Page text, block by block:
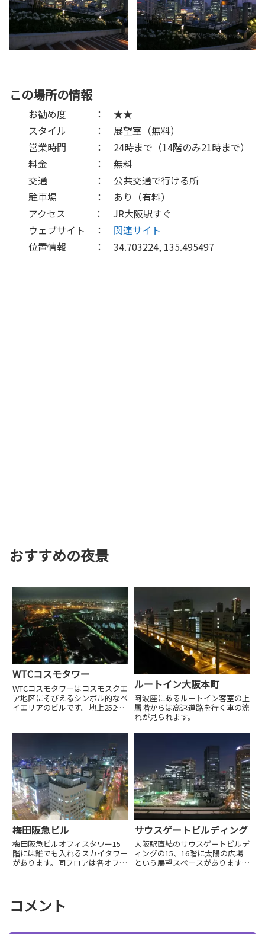
この場所の情報
お勧め度 ： ★★
スタイル ： 展望室（無料）
営業時間 ： 24時まで（14階のみ21時まで）
料金 ： 無料
交通 ： 公共交通で行ける所
駐車場 ： あり（有料）
アクセス ： JR大阪駅すぐ
ウェブサイト ： 関連サイト
位置情報 ： 34.703224, 135.495497
おすすめの夜景
WTCコスモタワー
WTCコスモタワーはコスモスクエ
ア地区にそびえるシンボル的なベ
イエリアのビルです。地上252m
ルートイン大阪本町
阿波座にあるルートイン客室の上
層階からは高速道路を行く車の流
れが見られます。
梅田阪急ビル
梅田阪急ビルオフィスタワー15
階には誰でも入れるスカイタワー
があります。同フロアは各オフィ
あまりありませんが、...
サウスゲートビルディング
大阪駅直結のサウスゲートビルデ
ィングの15、16階に太陽の広場
という展望スペースがあります。
コメント